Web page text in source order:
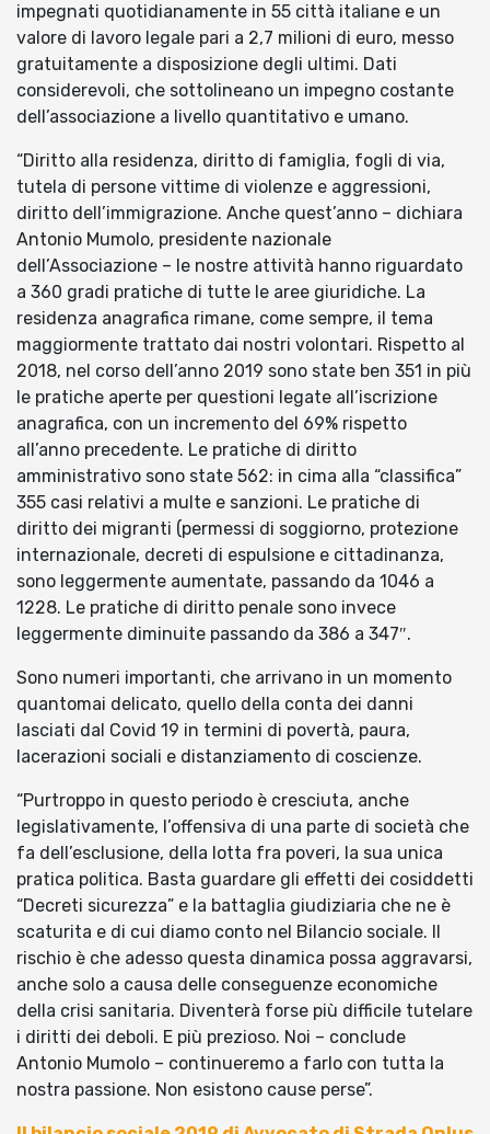
impegnati quotidianamente in 55 città italiane e un
valore di lavoro legale pari a 2,7 milioni di euro, messo
gratuitamente a disposizione degli ultimi. Dati
considerevoli, che sottolineano un impegno costante
dell’associazione a livello quantitativo e umano.
“Diritto alla residenza, diritto di famiglia, fogli di via,
tutela di persone vittime di violenze e aggressioni,
diritto dell’immigrazione. Anche quest’anno – dichiara
Antonio Mumolo, presidente nazionale
dell’Associazione – le nostre attività hanno riguardato
a 360 gradi pratiche di tutte le aree giuridiche. La
residenza anagrafica rimane, come sempre, il tema
maggiormente trattato dai nostri volontari. Rispetto al
2018, nel corso dell’anno 2019 sono state ben 351 in più
le pratiche aperte per questioni legate all’iscrizione
anagrafica, con un incremento del 69% rispetto
all’anno precedente. Le pratiche di diritto
amministrativo sono state 562: in cima alla “classifica”
355 casi relativi a multe e sanzioni. Le pratiche di
diritto dei migranti (permessi di soggiorno, protezione
internazionale, decreti di espulsione e cittadinanza,
sono leggermente aumentate, passando da 1046 a
1228. Le pratiche di diritto penale sono invece
leggermente diminuite passando da 386 a 347″.
Sono numeri importanti, che arrivano in un momento
quantomai delicato, quello della conta dei danni
lasciati dal Covid 19 in termini di povertà, paura,
lacerazioni sociali e distanziamento di coscienze.
“Purtroppo in questo periodo è cresciuta, anche
legislativamente, l’offensiva di una parte di società che
fa dell’esclusione, della lotta fra poveri, la sua unica
pratica politica. Basta guardare gli effetti dei cosiddetti
“Decreti sicurezza” e la battaglia giudiziaria che ne è
scaturita e di cui diamo conto nel Bilancio sociale. Il
rischio è che adesso questa dinamica possa aggravarsi,
anche solo a causa delle conseguenze economiche
della crisi sanitaria. Diventerà forse più difficile tutelare
i diritti dei deboli. E più prezioso. Noi – conclude
Antonio Mumolo – continueremo a farlo con tutta la
nostra passione. Non esistono cause perse”.